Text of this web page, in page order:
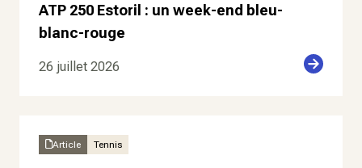
ATP 250 Estoril : un week-end bleu-
blanc-rouge
26 juillet 2026
Article Tennis